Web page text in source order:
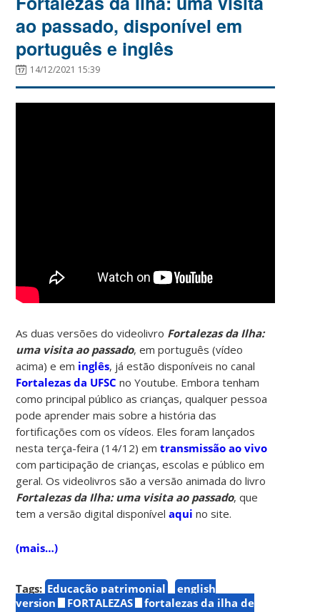
ao passado, disponível em
português e inglês
14/12/2021 15:39
As duas versões do videolivro Fortalezas da Ilha:
uma visita ao passado, em português (vídeo
acima) e em inglês, já estão disponíveis no canal
Fortalezas da UFSC no Youtube. Embora tenham
como principal público as crianças, qualquer pessoa
pode aprender mais sobre a história das
fortificações com os vídeos. Eles foram lançados
nesta terça-feira (14/12) emtransmissão ao vivo
com participação de crianças, escolas e público em
geral. Os videolivros são a versão animada do livro
Fortalezas da Ilha: uma visita ao passado, que
tem a versão digital disponívelaqui no site.
(mais…)
Tags: Educação patrimonial
english
version
FORTALEZAS
fortalezas da ilha de